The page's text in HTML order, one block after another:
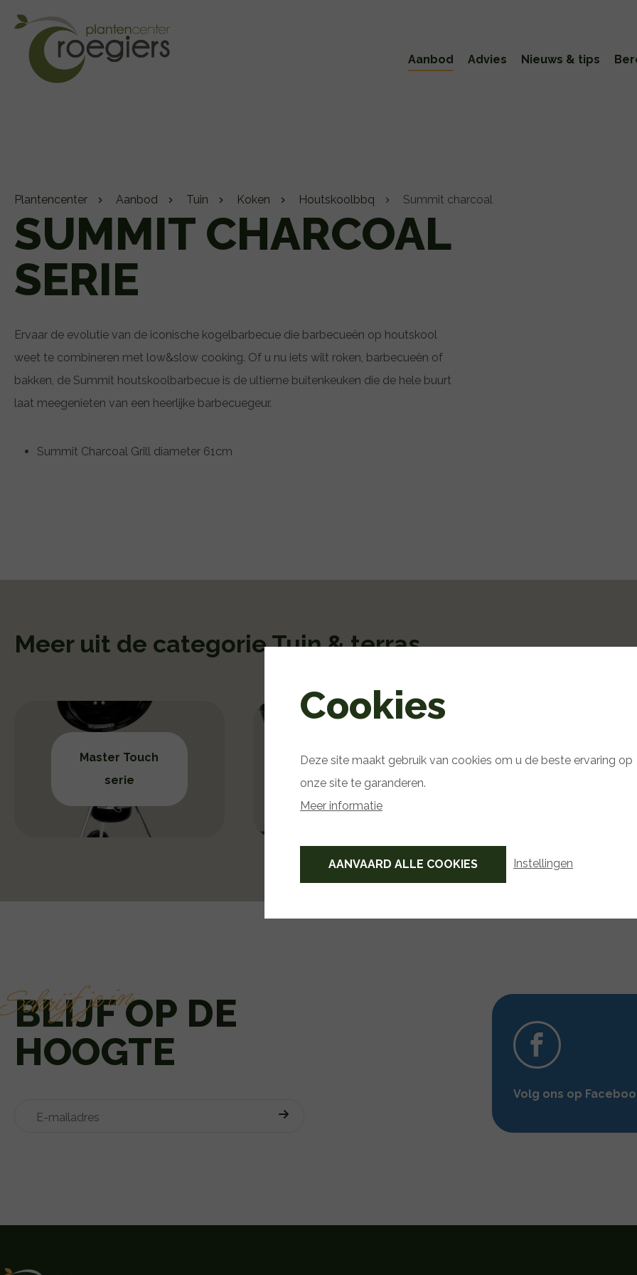
Aanbod Advies Nieuws & tips
Plantencenter Aanbod Tuin Koken Houtskoolbbq Summit charcoal
SUMMIT CHARCOAL
SERIE
Ervaar de evolutie van de iconische kogelbarbecue die barbecueën op houtskool
weet te combineren met low&slow cooking. Of u nu iets wilt roken, barbecueën of
bakken, de Summit houtskoolbarbecue is de ultieme buitenkeuken die de hele buurt
laat meegenieten van een heerlijke barbecuegeur.
Summit Charcoal Grill diameter 61cm
Meer uit de categorie Tuin & terras
Master Touch
serie
Performer serie
Smokey
je in
BLIJF OP DE
HOOGTE
Volg ons op
Cookies
Deze site maakt gebruik van cookies om u de beste ervaring op
onze site te garanderen.
Meer informatie
AANVAARD ALLE COOKIES Instellingen